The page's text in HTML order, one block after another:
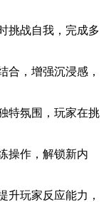
挑战自我，完成多
合，增强沉浸感，
特氛围，玩家在挑
操作，解锁新内
升玩家反应能力，